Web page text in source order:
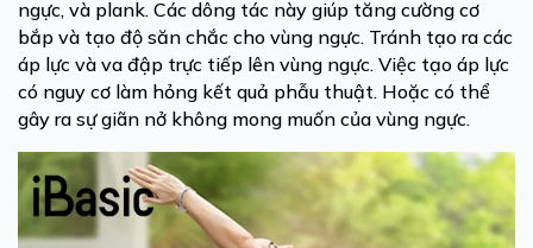
ngực, và plank. Các dông tác này giúp tăng cường cơ
bắp và tạo độ săn chắc cho vùng ngực. Tránh tạo ra các
áp lực và va đập trực tiếp lên vùng ngực. Việc tạo áp lực
có nguy cơ làm hỏng kết quả phẫu thuật. Hoặc có thể
gây ra sự giãn nở không mong muốn của vùng ngực.